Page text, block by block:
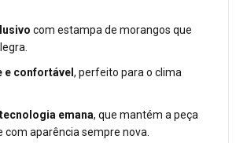
com estampa de morangos que
e confortável , perfeito para o clima
emana, que mantém a peça
com aparência sempre nova.